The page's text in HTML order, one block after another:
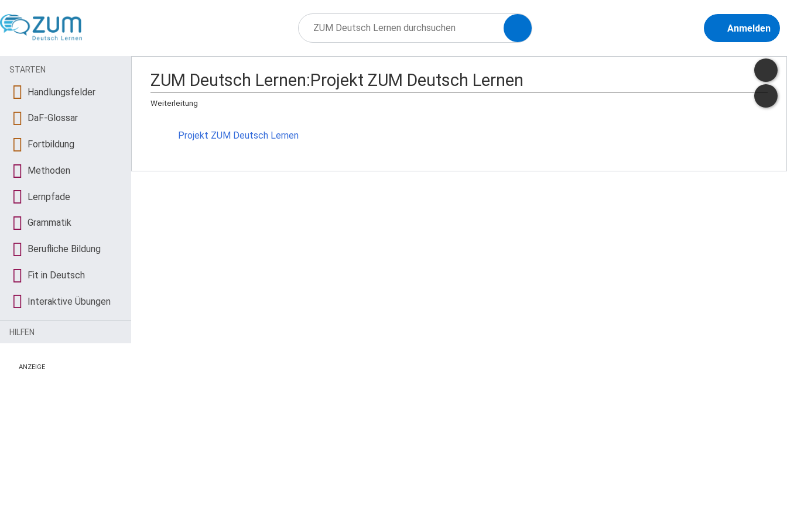
Anmelden
ZUM Deutsch Lernen:Projekt ZUM Deutsch Lernen
Weiterleitung
Projekt ZUM Deutsch Lernen
STARTEN
Handlungsfelder
DaF-Glossar
Fortbildung
Methoden
Lernpfade
Grammatik
Berufliche Bildung
Fit in Deutsch
Interaktive Übungen
HILFEN
ANZEIGE